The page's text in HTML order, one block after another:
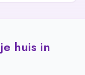
huis in